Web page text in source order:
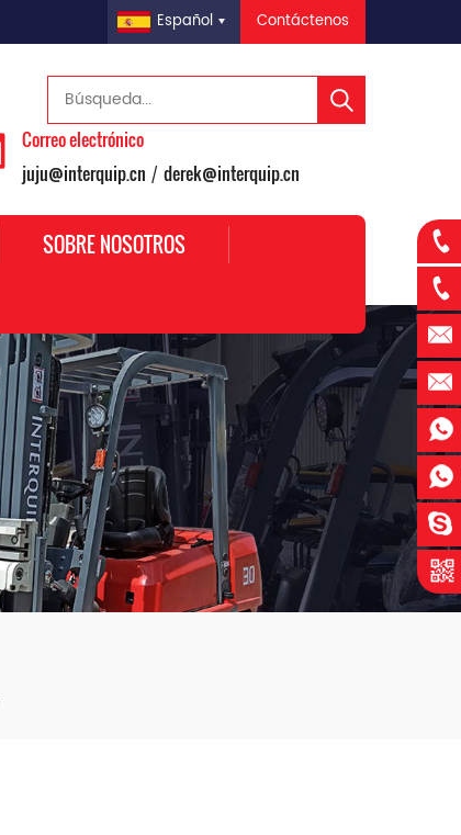
Contáctenos
Español
Correo electrónico
juju@interquip.cn / derek@interquip.cn
SOBRE NOSOTROS